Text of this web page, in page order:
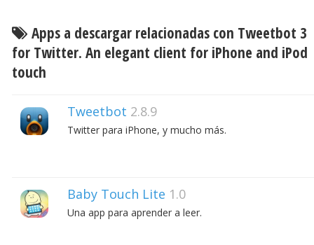
Apps a descargar relacionadas con Tweetbot 3
for Twitter. An elegant client for iPhone and iPod
touch
Tweetbot 2.8.9
Twitter para iPhone, y mucho más.
Baby Touch Lite 1.0
Una app para aprender a leer.